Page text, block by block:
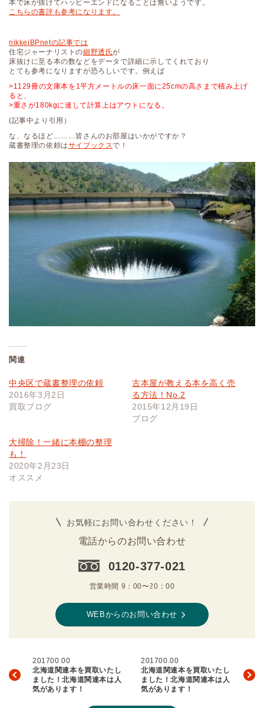
本で床が抜けてハッピーエンドになることは無いようです。
こちらの書評も参考になります。
nikkeiBPnetの記事では
住宅ジャーナリストの細野透氏が
床抜けに至る本の数などをデータで詳細に示してくれており
とても参考になりますが恐ろしいです。例えば
>1129冊の文庫本を1平方メートルの床一面に25cmの高さまで積み上げ
ると、
>重さが180kgに達して計算上はアウトになる。
(記事中より引用）
な、なるほど………皆さんのお部屋はいかがですか？
蔵書整理の依頼はサイブックスで！
関連
中央区で蔵書整理の依頼
2016年3月2日
買取ブログ
古本屋が教える本を高く売
る方法！No.2
2015年12月19日
ブログ
大掃除！一緒に本棚の整理
も！
2020年2月23日
オススメ
お気軽にお問い合わせください！
電話からのお問い合わせ
0120-377-021
営業時間 9：00〜20：00
WEBからのお問い合わせ
201700.00
北海道関連本を買取いたし
ました！北海道関連本は人
気があります！
201700.00
北海道関連本を買取いたし
ました！北海道関連本は人
気があります！